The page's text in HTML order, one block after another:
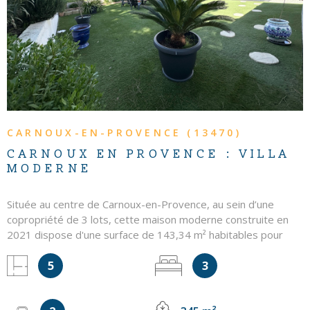
CARNOUX-EN-PROVENCE (13470)
CARNOUX EN PROVENCE : VILLA
MODERNE
Située au centre de Carnoux-en-Provence, au sein d’une
copropriété de 3 lots, cette maison moderne construite en
2021 dispose d'une surface de 143,34 m² habitables pour
et de beaux volumes répartis sur plusieurs niveaux. Le rez-
de-chaussée se compose d’une pièce de vie avec cuisine
5 3
VOIR LE BIEN